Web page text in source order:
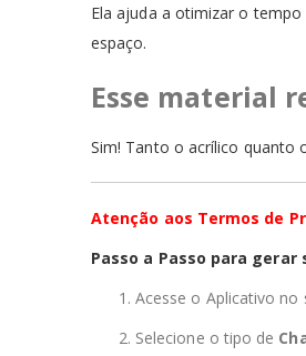
Ela ajuda a otimizar o
espaço.
Esse material
Sim! Tanto o acrílico quanto
Atenção aos Termos de
Passo a Passo para gerar
Acesse o Aplicativo
Selecione o tipo de